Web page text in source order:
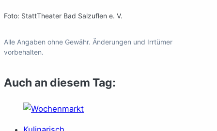
Foto: StattTheater Bad Salzuflen e. V.
Alle Angaben ohne Gewähr. Änderungen und Irrtümer
vorbehalten.
Auch an diesem Tag: